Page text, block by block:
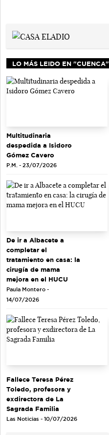
LO MÁS LEIDO EN "CUENCA"
Multitudinaria
despedida a Isidoro
Gómez Cavero
P.M. - 23/07/2026
De ir a Albacete a
completar el
tratamiento en casa: la
cirugía de mama
mejora en el HUCU
Paula Montero -
14/07/2026
Fallece Teresa Pérez
Toledo, profesora y
exdirectora de La
Sagrada Familia
Las Noticias - 10/07/2026